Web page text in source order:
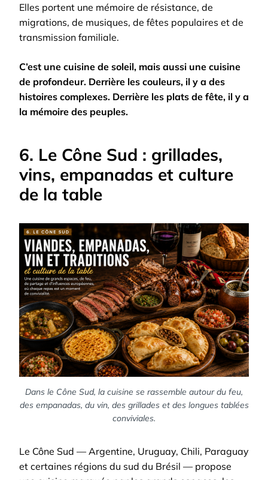
Elles portent une mémoire de résistance, de
migrations, de musiques, de fêtes populaires et de
transmission familiale.
C’est une cuisine de soleil, mais aussi une cuisine
de profondeur. Derrière les couleurs, il y a des
histoires complexes. Derrière les plats de fête, il y a
la mémoire des peuples.
6. Le Cône Sud : grillades,
vins, empanadas et culture
de la table
Dans le Cône Sud, la cuisine se rassemble autour du feu,
des empanadas, du vin, des grillades et des longues tablées
conviviales.
Le Cône Sud — Argentine, Uruguay, Chili, Paraguay
et certaines régions du sud du Brésil — propose